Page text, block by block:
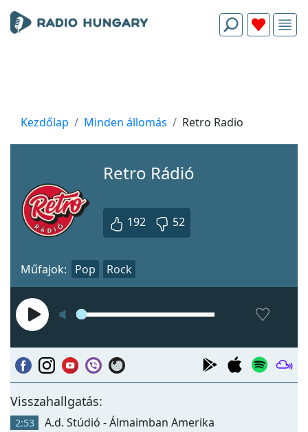
Kezdőlap Minden állomás Retro Radio
Retro Rádió
192 52
Műfajok: Pop Rock
Visszahallgatás:
2:53 A.d. Stúdió - Álmaimban Amerika